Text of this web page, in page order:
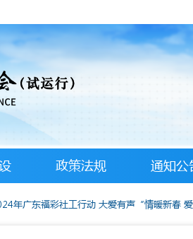
政策法规 通知公
年广东福彩社工行动 大爱有声“情暖新春